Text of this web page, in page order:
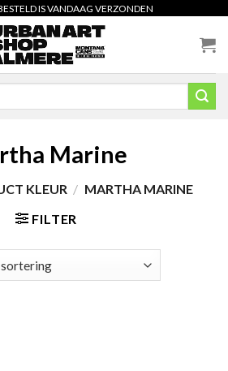
IS VANDAAG VERZONDEN
Marine
KLEUR / MARTHA MARINE
FILTER